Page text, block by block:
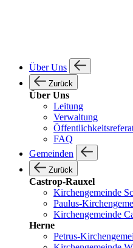
Über Uns
Zurück
Über Uns
Leitung
Verwaltung
FAQ
Gemeinden
Zurück
Castrop-Rauxel
Kirchengemeinde
Paulus-
Kirchengemeinde
Herne
Petrus-